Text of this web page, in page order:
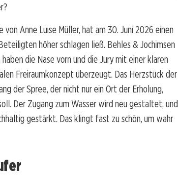
Anne Luise Müller, hat am 30. Juni 2026 einen
höher schlagen ließ. Behles & Jochimsen
die Nase vorn und die Jury mit einer klaren
Freiraumkonzept überzeugt. Das Herzstück der
der Spree, der nicht nur ein Ort der Erholung,
Der Zugang zum Wasser wird neu gestaltet, und
gestärkt. Das klingt fast zu schön, um wahr